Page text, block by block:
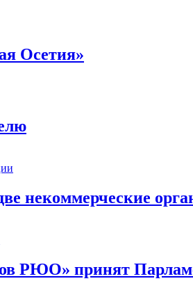
Осетия»
некоммерческие
РЮО» принят